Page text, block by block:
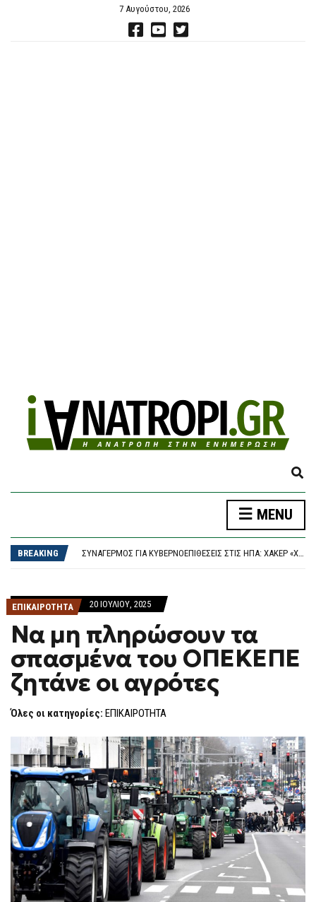
7 Αυγούστου, 2026
E
P
N
MENU
BREAKING
ΠΑΟΚ – ΆΝΤΕΡΛΕΧΤ 0-1, EUROPA LEAGUE: “ΣΟΚ” ΣΤΑ 17 ΔΕΥΤΕΡΌΛΕΠΤΑ ΚΑΙ… ΒΟΥΝΌ Η ΡΕΒΆΝΣ ΓΙΑ ΤΟΝ “ΔΙΚΈΦΑΛΟ”
ΕΠΙΚΑΙΡΟΤΗΤΑ 20 ΙΟΥΛΊΟΥ, 2025
Να μη πληρώσουν τα
σπασμένα του ΟΠΕΚΕΠΕ
ζητάνε οι αγρότες
Όλες οι κατηγορίες: ΕΠΙΚΑΙΡΟΤΗΤΑ